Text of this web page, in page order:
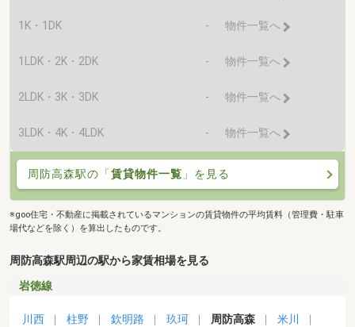
1K・1DK - 物件一覧へ
1LDK・2K・2DK - 物件一覧へ
2LDK・3K・3DK - 物件一覧へ
3LDK・4K・4LDK - 物件一覧へ
周防高森駅の「賃貸物件一覧 」を見る
※goo住宅・不動産に掲載されているマンションの賃貸物件の平均賃料（管理費・駐車
場代などを除く）を算出したものです。
周防高森駅周辺の駅から家賃相場を見る
岩徳線
川西 柱野 欽明路 玖珂 周防高森 米川